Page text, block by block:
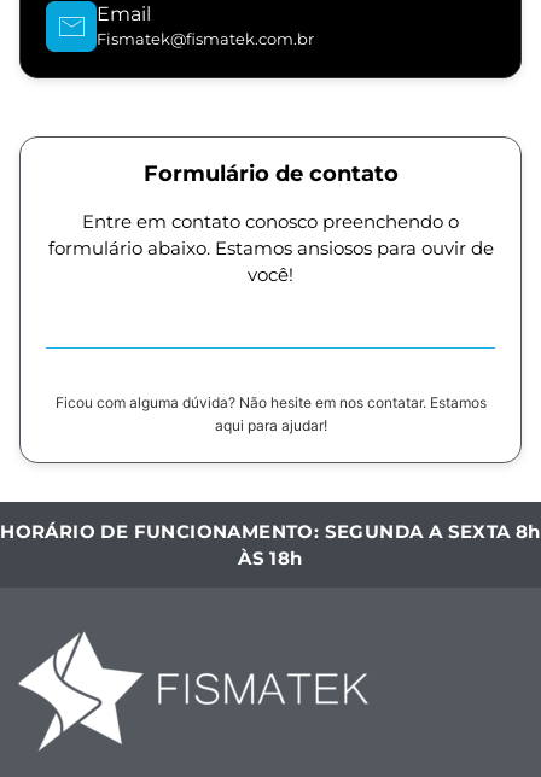
Email
Fismatek@fismatek.com.br
Formulário de contato
Entre em contato conosco preenchendo o
formulário abaixo. Estamos ansiosos para ouvir de
você!
Ficou com alguma dúvida? Não hesite em nos contatar. Estamos
aqui para ajudar!
HORÁRIO DE FUNCIONAMENTO: SEGUNDA A SEXTA 8h
ÀS 18h